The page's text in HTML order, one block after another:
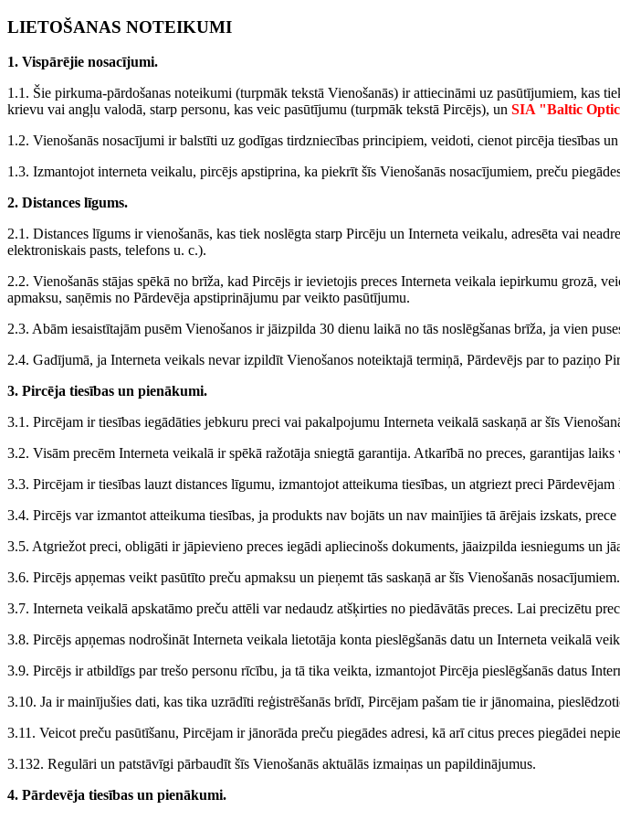
LIETOŠANAS NOTEIKUMI
1. Vispārējie nosacījumi.
1.1. Šie pirkuma-pārdošanas noteikumi (turpmāk tekstā Vienošanās) ir attiecināmi uz pasūtījumiem, kas
krievu vai angļu valodā, starp personu, kas veic pasūtījumu (turpmāk tekstā Pircējs), un SIA "Baltic
1.2. Vienošanās nosacījumi ir balstīti uz godīgas tirdzniecības principiem, veidoti, cienot pircēja tiesības
1.3. Izmantojot interneta veikalu, pircējs apstiprina, ka piekrīt šīs Vienošanās nosacījumiem, preču
2. Distances līgums.
2.1. Distances līgums ir vienošanās, kas tiek noslēgta starp Pircēju un Interneta veikalu, adresēta vai
elektroniskais pasts, telefons u. c.).
2.2. Vienošanās stājas spēkā no brīža, kad Pircējs ir ievietojis preces Interneta veikala iepirkumu grozā,
apmaksu, saņēmis no Pārdevēja apstiprinājumu par veikto pasūtījumu.
2.3. Abām iesaistītajām pusēm Vienošanos ir jāizpilda 30 dienu laikā no tās noslēgšanas brīža, ja vien
2.4. Gadījumā, ja Interneta veikals nevar izpildīt Vienošanos noteiktajā termiņā, Pārdevējs par to paziņo
3. Pircēja tiesības un pienākumi.
3.1. Pircējam ir tiesības iegādāties jebkuru preci vai pakalpojumu Interneta veikalā saskaņā ar šīs
3.2. Visām precēm Interneta veikalā ir spēkā ražotāja sniegtā garantija. Atkarībā no preces, garantijas
3.3. Pircējam ir tiesības lauzt distances līgumu, izmantojot atteikuma tiesības, un atgriezt preci Pārdevējam
3.4. Pircējs var izmantot atteikuma tiesības, ja produkts nav bojāts un nav mainījies tā ārējais izskats,
3.5. Atgriežot preci, obligāti ir jāpievieno preces iegādi apliecinošs dokuments, jāaizpilda iesniegums un
3.6. Pircējs apņemas veikt pasūtīto preču apmaksu un pieņemt tās saskaņā ar šīs Vienošanās nosacījumiem.
3.7. Interneta veikalā apskatāmo preču attēli var nedaudz atšķirties no piedāvātās preces. Lai precizētu
3.8. Pircējs apņemas nodrošināt Interneta veikala lietotāja konta pieslēgšanās datu un Interneta veikalā
3.9. Pircējs ir atbildīgs par trešo personu rīcību, ja tā tika veikta, izmantojot Pircēja pieslēgšanās datus
3.10. Ja ir mainījušies dati, kas tika uzrādīti reģistrēšanās brīdī, Pircējam pašam tie ir jānomaina,
3.11. Veicot preču pasūtīšanu, Pircējam ir jānorāda preču piegādes adresi, kā arī citus preces piegādei
3.132. Regulāri un patstāvīgi pārbaudīt šīs Vienošanās aktuālās izmaiņas un papildinājumus.
4. Pārdevēja tiesības un pienākumi.